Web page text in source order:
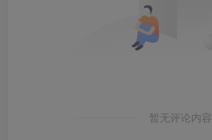
暂无评论内容